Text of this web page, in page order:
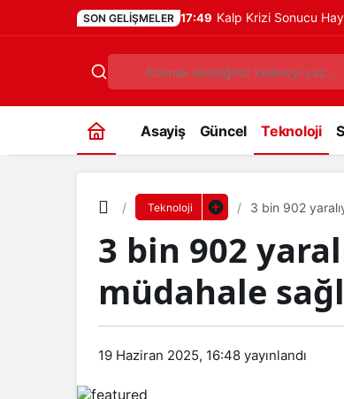
SON GELIŞMELER 17:49 Kalp Krizi Sonucu
Asayiş Güncel Teknoloji
Teknoloji 3 bin 902
3 bin 902
müdahale
19 Haziran 2025, 16:48 yayınlandı